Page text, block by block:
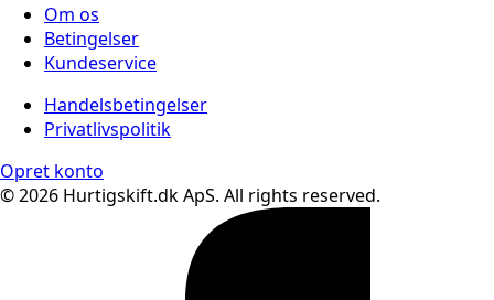
Om os
Betingelser
Kundeservice
Handelsbetingelser
Privatlivspolitik
Opret konto
© 2026 Hurtigskift.dk ApS. All rights reserved.